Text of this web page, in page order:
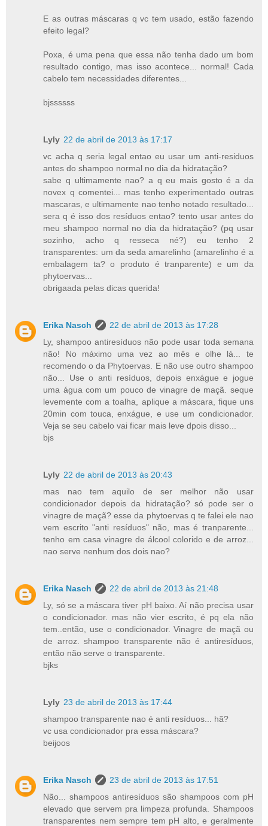
E as outras máscaras q vc tem usado, estão fazendo
efeito legal?
Poxa, é uma pena que essa não tenha dado um bom
resultado contigo, mas isso acontece... normal! Cada
cabelo tem necessidades diferentes...
bjssssss
Lyly 22 de abril de 2013 às 17:17
vc acha q seria legal entao eu usar um anti-residuos
antes do shampoo normal no dia da hidratação?
sabe q ultimamente nao? a q eu mais gosto é a da
novex q comentei... mas tenho experimentado outras
mascaras, e ultimamente nao tenho notado resultado...
sera q é isso dos resíduos entao? tento usar antes do
meu shampoo normal no dia da hidratação? (pq usar
sozinho, acho q resseca né?) eu tenho 2
transparentes: um da seda amarelinho (amarelinho é a
embalagem ta? o produto é tranparente) e um da
phytoervas...
obrigaada pelas dicas querida!
Erika Nasch
22 de abril de 2013 às 17:28
Ly, shampoo antiresíduos não pode usar toda semana
não! No máximo uma vez ao mês e olhe lá... te
recomendo o da Phytoervas. E não use outro shampoo
não... Use o anti resíduos, depois enxágue e jogue
uma água com um pouco de vinagre de maçã. seque
levemente com a toalha, aplique a máscara, fique uns
20min com touca, enxágue, e use um condicionador.
Veja se seu cabelo vai ficar mais leve dpois disso...
bjs
Lyly 22 de abril de 2013 às 20:43
mas nao tem aquilo de ser melhor não usar
condicionador depois da hidratação? só pode ser o
vinagre de maçã? esse da phytoervas q te falei ele nao
vem escrito "anti resíduos" não, mas é tranparente...
tenho em casa vinagre de álcool colorido e de arroz...
nao serve nenhum dos dois nao?
Erika Nasch
22 de abril de 2013 às 21:48
Ly, só se a máscara tiver pH baixo. Aí não precisa usar
o condicionador. mas não vier escrito, é pq ela não
tem..então, use o condicionador. Vinagre de maçã ou
de arroz. shampoo transparente não é antiresíduos,
então não serve o transparente.
bjks
Lyly 23 de abril de 2013 às 17:44
shampoo transparente nao é anti resíduos... hã?
vc usa condicionador pra essa máscara?
beijoos
Erika Nasch
23 de abril de 2013 às 17:51
Não... shampoos antiresíduos são shampoos com pH
elevado que servem pra limpeza profunda. Shampoos
transparentes nem sempre tem pH alto, e geralmente